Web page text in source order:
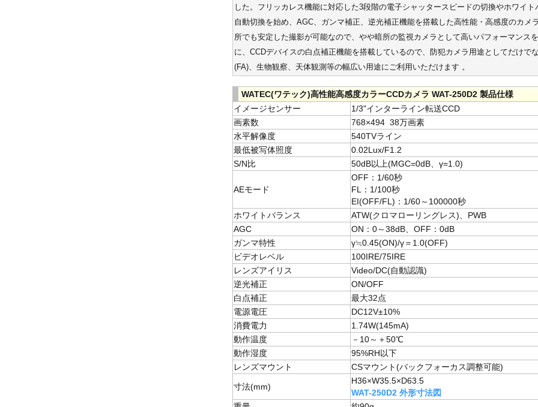
した。フリッカレス機能に対応した3段階の電子シャッタースピードの切換やホワイ
自動切換を始め、AGC、ガンマ補正、逆光補正機能を搭載した高性能・高感度のカメ
所でも安定した撮影が可能なので、やや暗所の監視カメラとして高いパフォーマンス
に、CCDデバイスの白点補正機能を搭載しているので、防犯カメラ用途としてだけで
(FA)、生物観察、天体観測等の幅広い用途にご利用いただけます 。
WATEC(ワテック)高性能高感度カラーCCDカメラ WAT-250D2 製品仕様
イメージセンサー
1/3"インターライン転送CCD
画素数
768×494 38万画素
水平解像度
540TVライン
最低被写体照度
0.02Lux/F1.2
S/N比
50dB以上(MGC=0dB、γ=1.0)
AEモード
OFF：1/60秒
FL：1/100秒
EI(OFF/FL)：1/60～100000秒
ホワイトバランス
ATW(クロマローリングレス)、PWB
AGC
ON：0～38dB、OFF：0dB
ガンマ特性
γ≒0.45(ON)/γ＝1.0(OFF)
ビデオレベル
100IRE/75IRE
レンズアイリス
Video/DC(自動認識)
逆光補正
ON/OFF
白点補正
最大32点
電源電圧
DC12V±10%
消費電力
1.74W(145mA)
動作温度
－10～＋50℃
動作湿度
95%RH以下
レンズマウント
CSマウント(バックフォーカス調整可能)
寸法(mm)
H36×W35.5×D63.5
WAT-250D2 外形寸法図